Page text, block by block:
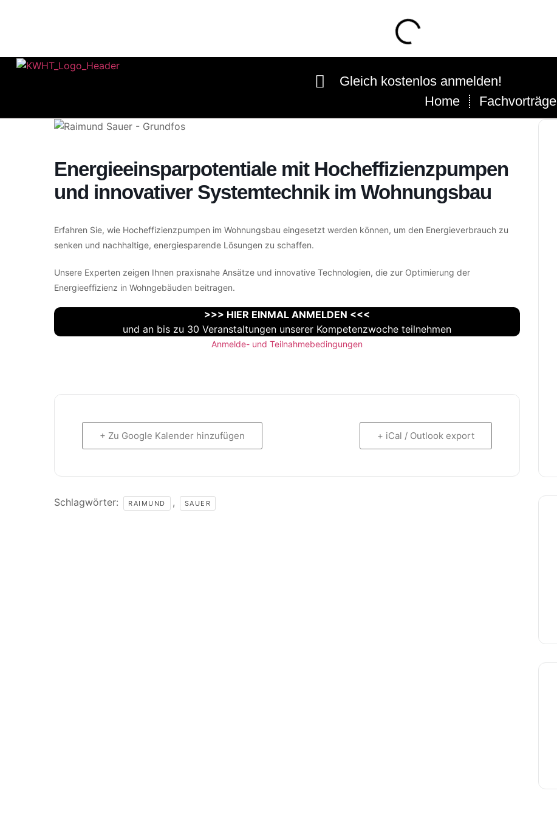
Gleich kostenlos anmelden!
Home
Fachvorträge
Energieeinsparpotentiale mit Hocheffizienzpumpen
und innovativer Systemtechnik im Wohnungsbau
Erfahren Sie, wie Hocheffizienzpumpen im Wohnungsbau eingesetzt werden können, um den Energieverbrauch zu
senken und nachhaltige, energiesparende Lösungen zu schaffen.
Unsere Experten zeigen Ihnen praxisnahe Ansätze und innovative Technologien, die zur Optimierung der
Energieeffizienz in Wohngebäuden beitragen.
>>> HIER EINMAL ANMELDEN <<<
und an bis zu 30 Veranstaltungen unserer Kompetenzwoche teilnehmen
Anmelde- und Teilnahmebedingungen
+ Zu Google Kalender hinzufügen + iCal / Outlook export
Schlagwörter: RAIMUND , SAUER